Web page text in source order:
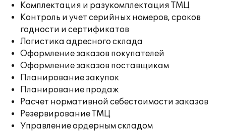
Комплектация и разукомплектация ТМЦ
Контроль и учет серийных номеров, сроков
годности и сертификатов
Логистика адресного склада
Оформление заказов покупателей
Оформление заказов поставщикам
Планирование закупок
Планирование продаж
Расчет нормативной себестоимости заказов
Резервирование ТМЦ
Управление ордерным складом